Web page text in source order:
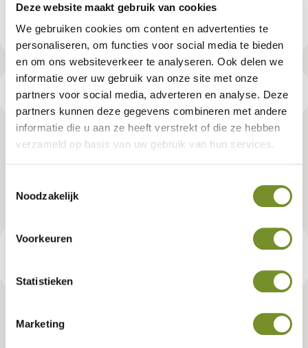
Deze website maakt gebruik van cookies
We gebruiken cookies om content en advertenties te
personaliseren, om functies voor social media te bieden
en om ons websiteverkeer te analyseren. Ook delen we
informatie over uw gebruik van onze site met onze
partners voor social media, adverteren en analyse. Deze
partners kunnen deze gegevens combineren met andere
informatie die u aan ze heeft verstrekt of die ze hebben
verzameld op basis van uw gebruik van hun services.
Noodzakelijk
Voorkeuren
Statistieken
Marketing
Productspecificaties
Aluminium daktrim set t.b.v. Oslo
Artikelnummer:
Tuindeco dealer? Log in voor je eigen prijzen.